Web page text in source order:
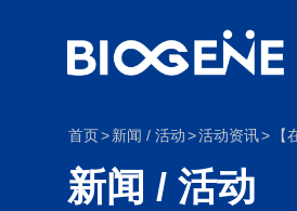
首页 新闻 / 活动 活动资讯
新闻 / 活动